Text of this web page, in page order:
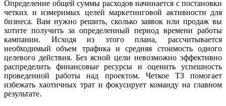
Определение общей суммы расходов начинается с постановки
четких и измеримых целей маркетинговой активности для
бизнеса. Вам нужно решить, сколько заявок или продаж вы
хотите получить за определенный период времени работы
кампании. Исходя из этого плана, рассчитывается
необходимый объем трафика и средняя стоимость одного
целевого действия. Без ясной цели невозможно эффективно
распределить финансовые ресурсы и оценить успешность
проведенной работы над проектом. Четкое ТЗ помогает
избежать хаотичных трат и фокусирует команду на главном
результате.